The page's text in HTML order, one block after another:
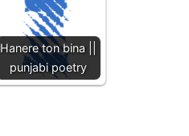
Hanere ton bina ||
punjabi poetry